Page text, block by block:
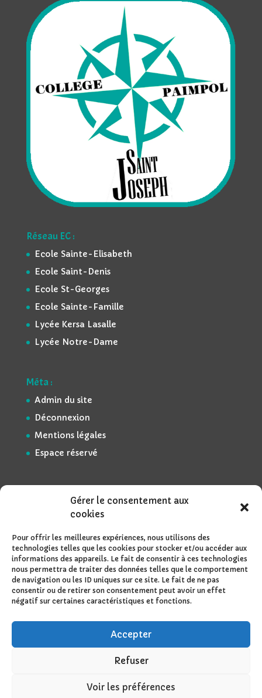
Gérer le consentement aux
cookies
Pour offrir les meilleures expériences, nous utilisons des
technologies telles que les cookies pour stocker et/ou accéder aux
informations des appareils. Le fait de consentir à ces technologies
nous permettra de traiter des données telles que le comportement
de navigation ou les ID uniques sur ce site. Le fait de ne pas
consentir ou de retirer son consentement peut avoir un effet
négatif sur certaines caractéristiques et fonctions.
Accepter
Refuser
Voir les préférences
Réseau EC :
Ecole Sainte-Elisabeth
Ecole Saint-Denis
Ecole St-Georges
Ecole Sainte-Famille
Lycée Kersa Lasalle
Lycée Notre-Dame
Méta :
Admin du site
Déconnexion
Mentions légales
Espace réservé